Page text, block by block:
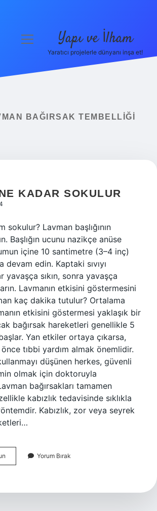
menüyü
Yapı ve İlham
Yaratıcı projelerle dünyanı inşa et!
BAĞIRSAK TEMBELLIĞI
KADAR SOKULUR
sokulur? Lavman başlığının
Başlığın ucunu nazikçe anüse
içine 10 santimetre (3–4 inç)
devam edin. Kaptaki sıvıyı
yavaşça sıkın, sonra yavaşça
Lavmanın etkisini göstermesini
kaç dakika tutulur? Ortalama
etkisini göstermesi yaklaşık bir
bağırsak hareketleri genellikle 5
Yan etkiler ortaya çıkarsa,
tıbbi yardım almak önemlidir.
düşünen herkes, güvenli
olmak için doktoruyla
bağırsakları tamamen
kabızlık tedavisinde sıklıkla
Kabızlık, zor veya seyrek
Ne
Yorum Bırak